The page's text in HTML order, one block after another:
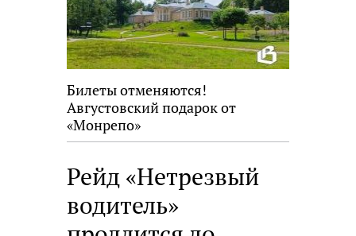
Билеты отменяются!
Августовский подарок от
«Монрепо»
Рейд «Нетрезвый
водитель»